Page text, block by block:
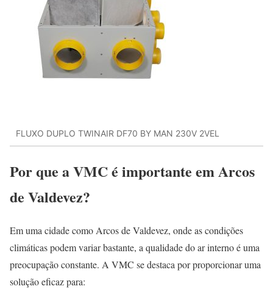
FLUXO DUPLO TWINAIR DF70 BY MAN 230V 2VEL
Por que a VMC é importante em Arcos
de Valdevez?
Em uma cidade como Arcos de Valdevez, onde as condições
climáticas podem variar bastante, a qualidade do ar interno é uma
preocupação constante. A VMC se destaca por proporcionar uma
solução eficaz para: